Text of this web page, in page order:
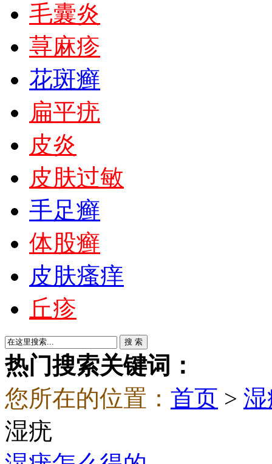
毛囊炎
荨麻疹
花斑癣
扁平疣
皮炎
皮肤过敏
手足癣
体股癣
皮肤瘙痒
丘疹
热门搜索关键词：
您所在的位置： 首页 >
湿疣